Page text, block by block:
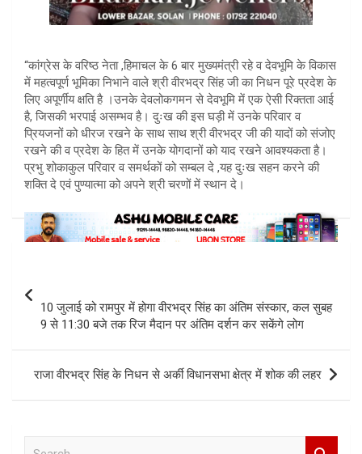
“कांग्रेस के वरिष्ठ नेता ,हिमाचल के 6 बार मुख्यमंत्री रहे व देवभूमि के विकास
में महत्वपूर्ण भूमिका निभाने वाले श्री वीरभद्र सिंह जी का निधन पूरे प्रदेश के
लिए अपूर्णीय क्षति है ।उनके देवलोकगमन से देवभूमि में एक ऐसी रिक्तता आई
है, जिसकी भरपाई असम्भव है। दुःख की इस घड़ी में उनके परिवार व
प्रियजनों को धीरज रखने के साथ साथ श्री वीरभद्र जी की यादों को संजोए
रखने की व प्रदेश के हित में उनके योगदानों को याद रखने आवश्यकता है।
प्रभु शोकाकुल परिवार व समर्थकों को सम्बल दे ,यह दुःख सहन करने की
शक्ति दे एवं पुण्यात्मा को अपने श्री चरणों में स्थान दे।
10 जुलाई को रामपुर में होगा वीरभद्र सिंह का अंतिम संस्कार, कल सुबह
9 से 11:30 बजे तक रिज मैदान पर अंतिम दर्शन कर सकेंगे लोग
राजा वीरभद्र सिंह के निधन से अर्की विधानसभा क्षेत्र में शोक की लहर